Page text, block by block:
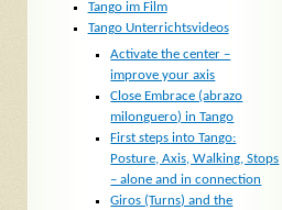
Tango im Film
Tango Unterrichtsvideos
Activate the center –
improve your axis
Close Embrace (abrazo
milonguero) in Tango
First steps into Tango:
Posture, Axis, Walking, Stops
– alone and in connection
Giros (Turns) and the